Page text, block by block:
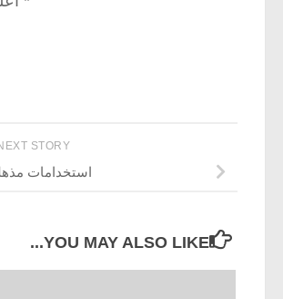
STORY
استخدامات
YOU MAY ALSO LIKE...